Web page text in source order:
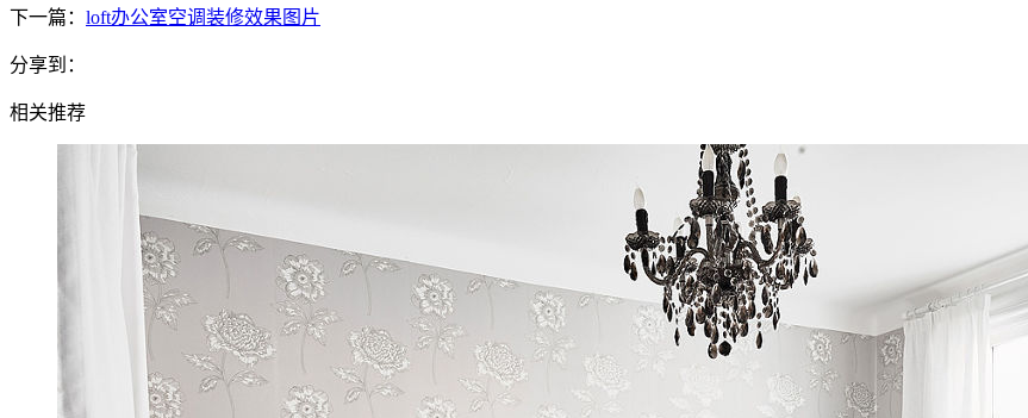
下一篇： loft办公室空调装修效果图片
分享到：
相关推荐